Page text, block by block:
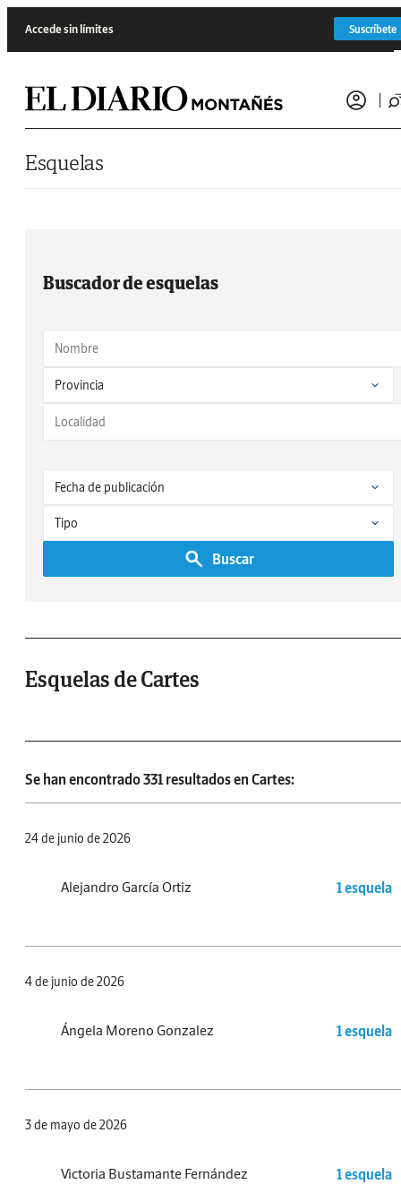
Accede sin límites Suscríbete
Esquelas
Buscador de esquelas
Buscar
Esquelas de Cartes
Se han encontrado 331 resultados en Cartes:
24 de junio de 2026
Alejandro García Ortiz 1 esquela
4 de junio de 2026
Ángela Moreno Gonzalez 1 esquela
3 de mayo de 2026
Victoria Bustamante Fernández 1 esquela